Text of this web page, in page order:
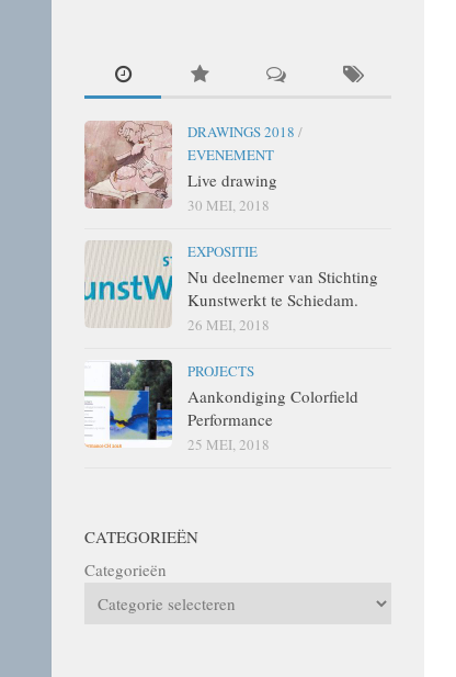
DRAWINGS 2018 /
EVENEMENT
Live drawing
30 MEI, 2018
EXPOSITIE
Nu deelnemer van Stichting
Kunstwerkt te Schiedam.
26 MEI, 2018
PROJECTS
Aankondiging Colorfield
Performance
25 MEI, 2018
CATEGORIEËN
Categorieën